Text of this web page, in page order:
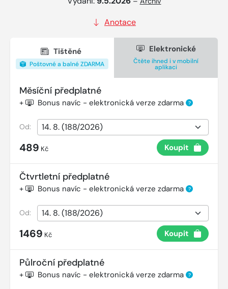
Anotace
Tištěné
Poštovné a balné ZDARMA
Elektronické
Čtěte ihned i v mobilní
aplikaci
Měsíční předplatné
+ Bonus navíc - elektronická verze zdarma ?
Od:
489 Kč Koupit
Čtvrtletní předplatné
+ Bonus navíc - elektronická verze zdarma ?
Od:
1469 Kč Koupit
Půlroční předplatné
+ Bonus navíc - elektronická verze zdarma ?